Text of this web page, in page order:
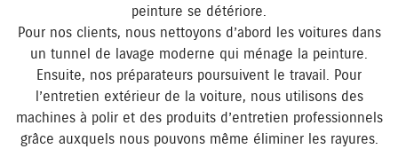
peinture se détériore.
Pour nos clients, nous nettoyons d’abord les voitures dans
un tunnel de lavage moderne qui ménage la peinture.
Ensuite, nos préparateurs poursuivent le travail. Pour
l’entretien extérieur de la voiture, nous utilisons des
machines à polir et des produits d’entretien professionnels
grâce auxquels nous pouvons même éliminer les rayures.